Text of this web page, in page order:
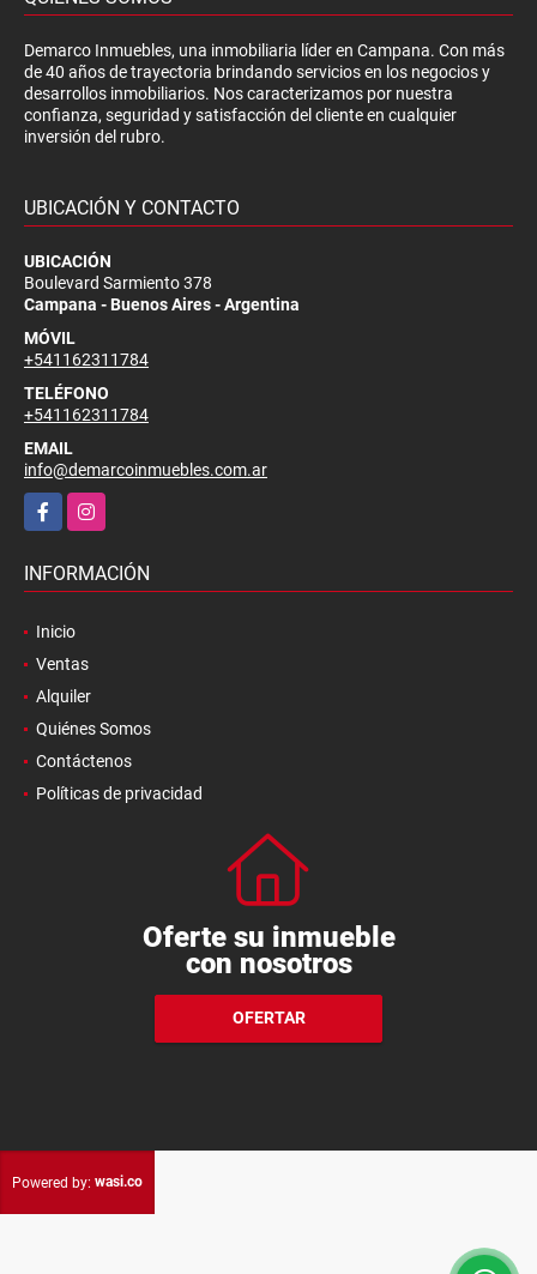
Demarco Inmuebles, una inmobiliaria líder en Campana. Con más
de 40 años de trayectoria brindando servicios en los negocios y
desarrollos inmobiliarios. Nos caracterizamos por nuestra
confianza, seguridad y satisfacción del cliente en cualquier
inversión del rubro.
UBICACIÓN Y CONTACTO
UBICACIÓN
Boulevard Sarmiento 378
Campana - Buenos Aires - Argentina
MÓVIL
+541162311784
TELÉFONO
+541162311784
EMAIL
info@demarcoinmuebles.com.ar
FacebookInstagram
INFORMACIÓN
Inicio
Ventas
Alquiler
Quiénes Somos
Contáctenos
Políticas de privacidad
Oferte su inmueble
con nosotros
OFERTAR
Powered by: wasi.co